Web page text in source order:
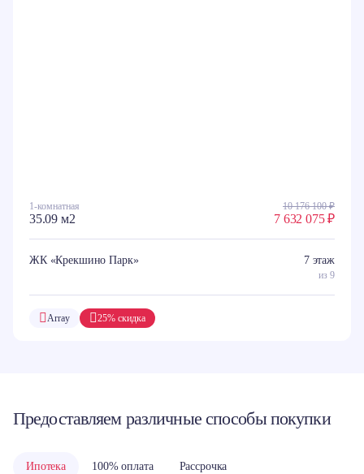
1-комнатная
35.09 м2
10 176 100 ₽
7 632 075 ₽
ЖК «Крекшино Парк» 7 этаж
из 9
25% скидка
Array
Предоставляем различные способы покупки
Ипотека 100% оплата Рассрочка